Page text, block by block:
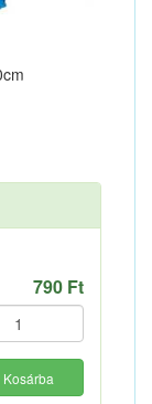
790 Ft
Kosárba